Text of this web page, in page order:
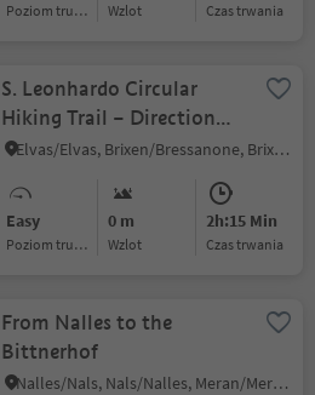
Poziom trudności Wzlot czas trwania
S. Leonhardo Circular
Hiking Trail – Direction
South
Elvas/Elvas, Brixen/Bressanone, Brixen/Bressanone and environs
Easy
Poziom trudności
0 m
Wzlot
2h:15 Min
czas trwania
From Nalles to the
Bittnerhof
Nalles/Nals, Nals/Nalles, Meran/Merano and environs